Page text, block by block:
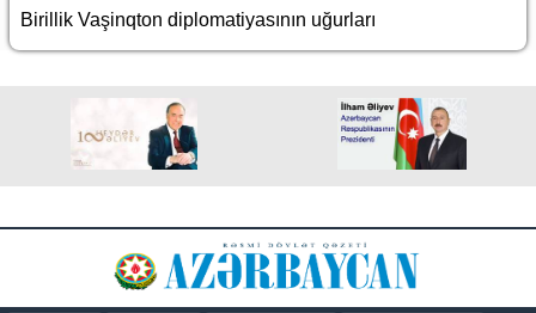
Birillik Vaşinqton diplomatiyasının uğurları